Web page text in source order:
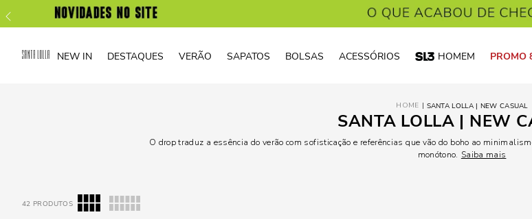
NEW IN DESTAQUES VERÃO SAPATOS BOLSAS ACESSÓRIOS HOMEM PROMO
SANTA LOLLA | NEW CASUAL
SANTA LOLLA | NEW
O drop traduz a essência do verão com sofisticação e referências que vão do boho ao
monótono. Saiba mais
42 PRODUTOS